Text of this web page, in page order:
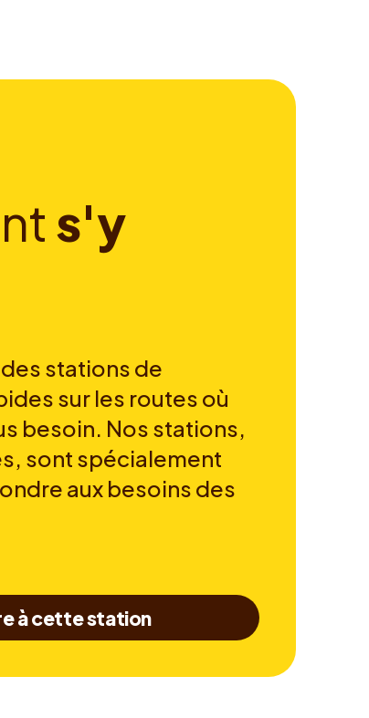
nts'y
stations de
sur les routes où
besoin. Nos stations,
sont spécialement
aux besoins des
à cette station